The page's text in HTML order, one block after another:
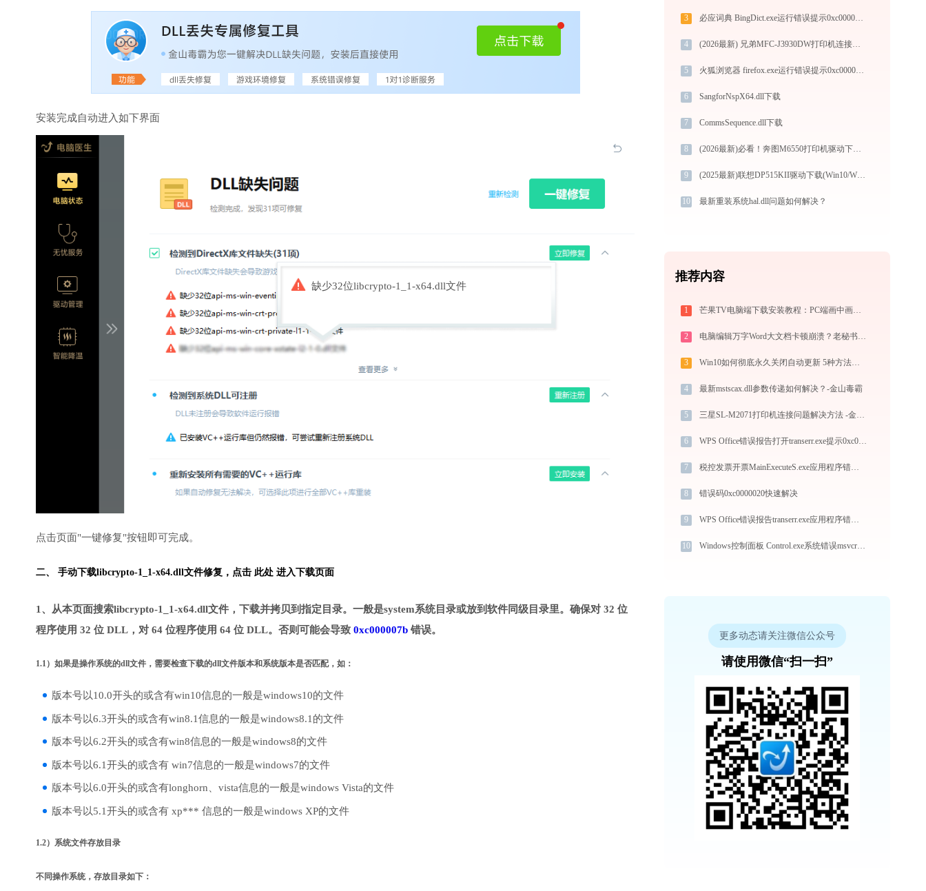
安装完成自动进入如下界面
缺少32位libcrypto-1_1-x64.dll文件
点击页面"一键修复"按钮即可完成。
二、 手动下载libcrypto-1_1-x64.dll文件修复， 点击 此处 进入下载页面
1、从本页面搜索libcrypto-1_1-x64.dll文件，下载并拷贝到指定目录。一般是system系统目录或放到软件同级目录里。确保对 32 位
程序使用 32 位 DLL，对 64 位程序使用 64 位 DLL。否则可能会导致 0xc000007b 错误。
1.1）如果是操作系统的dll文件，需要检查下载的dll文件版本和系统版本是否匹配，如：
版本号以10.0开头的或含有win10信息的一般是windows10的文件
版本号以6.3开头的或含有win8.1信息的一般是windows8.1的文件
版本号以6.2开头的或含有win8信息的一般是windows8的文件
版本号以6.1开头的或含有 win7信息的一般是windows7的文件
版本号以6.0开头的或含有longhorn、vista信息的一般是windows Vista的文件
版本号以5.1开头的或含有 xp*** 信息的一般是windows XP的文件
1.2）系统文件存放目录
不同操作系统，存放目录如下：
3 必应词典 BingDict.exe运行错误提示0xc000007b的解决办法
4 (2026最新) 兄弟MFC-J3930DW打印机连接问题如何解决？-金山毒霸
5 火狐浏览器 firefox.exe运行错误提示0xc000000d的解决办法
6 SangforNspX64.dll下载
7 CommsSequence.dll下载
8 (2026最新)必看！奔图M6550打印机驱动下载与安装的正确姿势
9 (2025最新)联想DP515KII驱动下载(Win10/Win11)官方安装教程
10 最新重装系统hal.dll问题如何解决？
推荐内容
1 芒果TV电脑端下载安装教程：PC端画中画与杜比全景声摸鱼神器评测
2 电脑编辑万字Word大文档卡顿崩溃？老秘书教你 4 个系统级优化设置与避坑神技
3 Win10如何彻底永久关闭自动更新 5种方法教你永久关闭win10自动更新
4 最新mstscax.dll参数传递如何解决？-金山毒霸
5 三星SL-M2071打印机连接问题解决方法 -金山毒霸
6 WPS Office错误报告打开transerr.exe提示0xc000000d错误码怎么办
7 税控发票开票MainExecuteS.exe应用程序错误0xc000000d解决方法
8 错误码0xc0000020快速解决
9 WPS Office错误报告transerr.exe应用程序错误0xc000000d解决方法
10 Windows控制面板 Control.exe系统错误msvcrtd.dll丢失如何解决
更多动态请关注微信公众号
请使用微信“扫一扫”